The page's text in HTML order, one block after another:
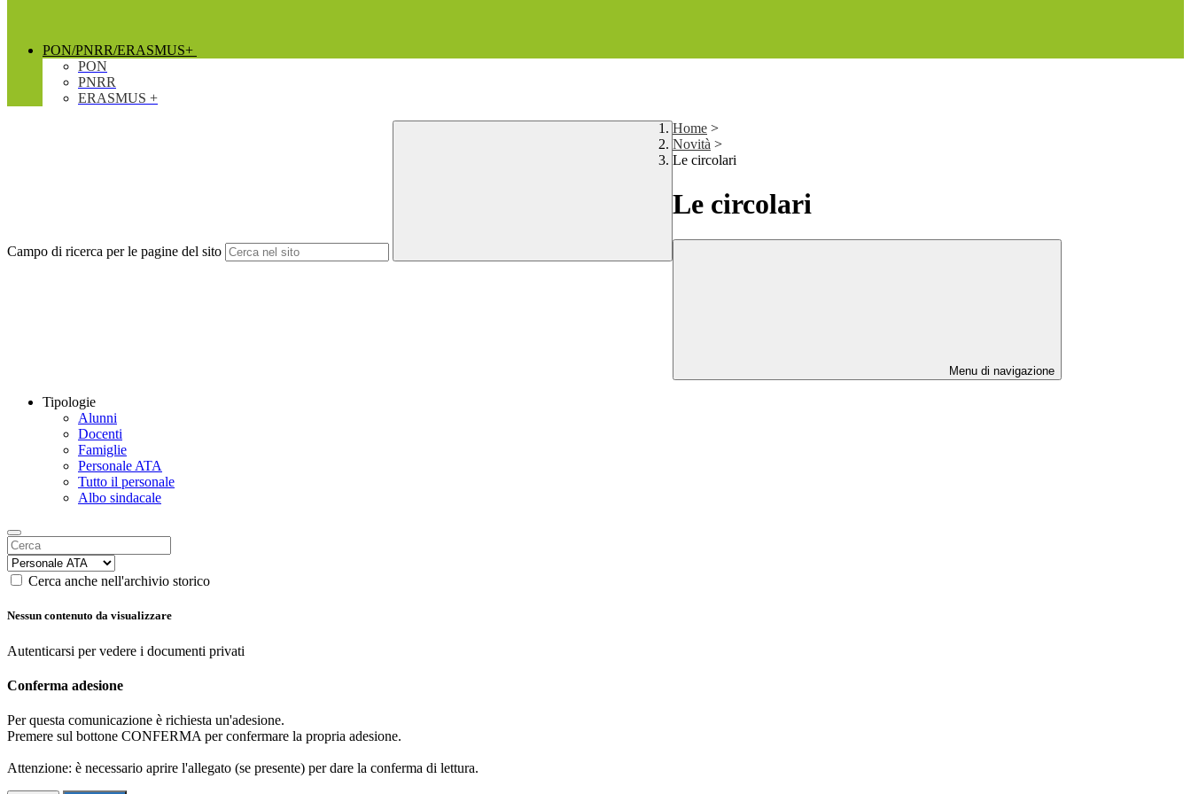
PON/PNRR/ERASMUS+
PON
PNRR
ERASMUS +
Campo di ricerca per le pagine del sito
Home >
Novità >
Le circolari
Le circolari
Menu di navigazione
Tipologie
Alunni
Docenti
Famiglie
Personale ATA
Tutto il personale
Albo sindacale
Cerca anche nell'archivio storico
Nessun contenuto da visualizzare
Autenticarsi per vedere i documenti privati
Conferma adesione
Per questa comunicazione è richiesta un'adesione.
Premere sul bottone CONFERMA per confermare la propria adesione.
Attenzione: è necessario aprire l'allegato (se presente) per dare la conferma di lettura.